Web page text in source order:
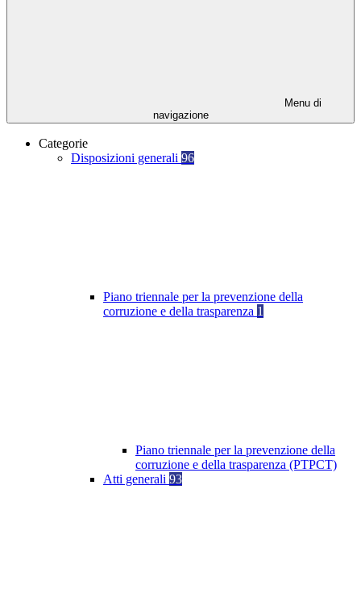
Menu di
navigazione
Categorie
Disposizioni generali 96
Piano triennale per la prevenzione della
corruzione e della trasparenza 1
Piano triennale per la prevenzione della
corruzione e della trasparenza (PTPCT)
Atti generali 93